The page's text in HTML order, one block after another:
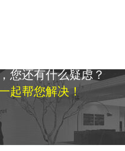
您还有什么疑虑？
起帮您解决！